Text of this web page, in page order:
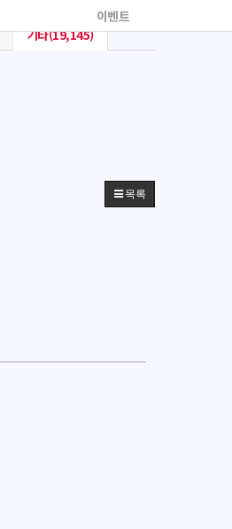
기타(19,145)
목록
이벤트